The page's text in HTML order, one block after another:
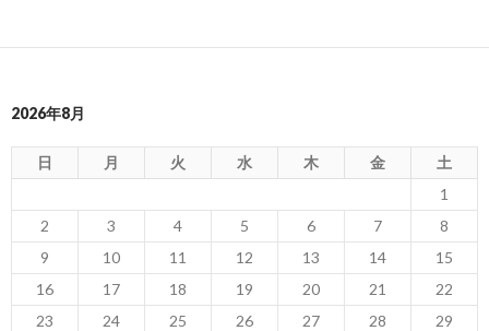
2026年8月
日 月 火 水 木 金 土
1
2
3 4 5 6 7
8
9
10 11 12 13 14
15
16
17 18 19 20 21
22
23
24 25 26 27 28
29